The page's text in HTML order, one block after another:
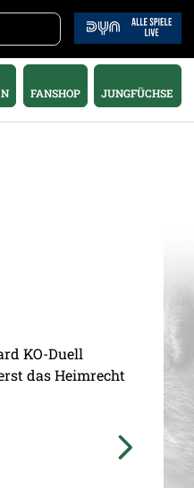
FANSHOP JUNGFÜCHSE
KO-Duell
das Heimrecht